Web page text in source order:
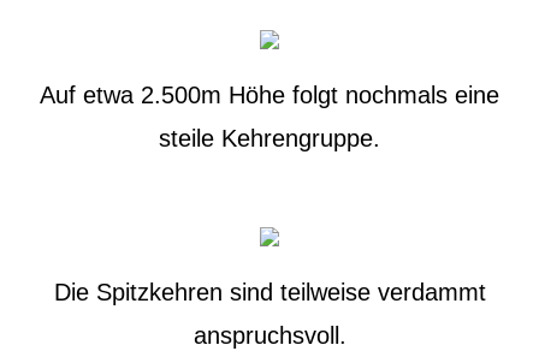
Auf etwa 2.500m Höhe folgt nochmals eine
steile Kehrengruppe.
Die Spitzkehren sind teilweise verdammt
anspruchsvoll.